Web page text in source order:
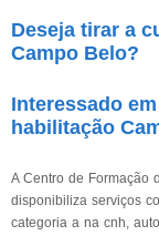
Deseja tirar a
Campo Belo?
Interessado
habilitação
A Centro de Formação
disponibiliza serviços
categoria a na cnh,